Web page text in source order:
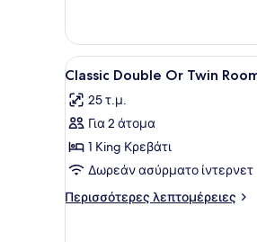
στη
Θάλασσα
Σουίτα,
μπανιέρα
με
Θέα
στη
Προβολή
όλων
των
φωτογραφιών
για
Classic
Double
Or
3
Classic Double Or Twin
25 τ.μ.
Για 2 άτομα
1 King Κρεβάτι
Δωρεάν ασύρματο ίντερνετ
Περισσότερες λεπτομέρειες
Περισσότερες